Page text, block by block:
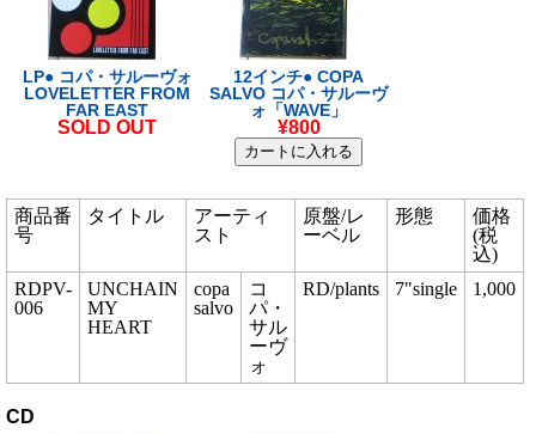
LP● コパ・サルーヴォ
LOVELETTER FROM
FAR EAST
SOLD OUT
12インチ● COPA
SALVO コパ・サルーヴ
ォ「WAVE」
¥800
商品番
号
タイトル
アーティ
スト
原盤/レ
ーベル
形態
価格
(税
込)
RDPV-
006
UNCHAIN
MY
HEART
copa
salvo
コ
パ・
サル
ーヴ
ォ
RD/plants 7"single 1,000
CD